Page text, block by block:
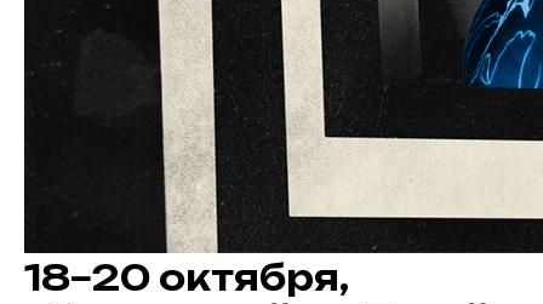
18−20 октября,